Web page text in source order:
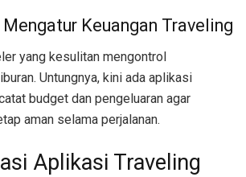
Keuangan Traveling
yang kesulitan mengontrol
Untungnya, kini ada aplikasi
budget dan pengeluaran agar
aman selama perjalanan.
Aplikasi Traveling